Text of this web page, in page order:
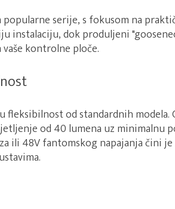
popularne serije, s fokusom na
dok produljeni
kontrolne ploče.
od standardnih modela.
od 40 lumena uz minimalnu
ili 48V fantomskog napajanja čini